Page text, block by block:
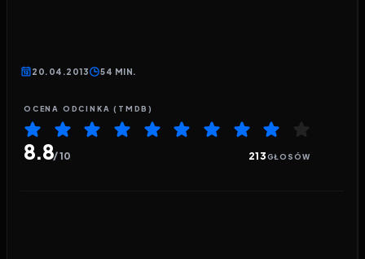
20.04.2013 54 MIN.
OCENA ODCINKA (TMDB)
8.8/ 10 213GŁOSÓW